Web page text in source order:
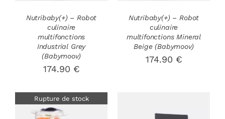
Nutribaby(+) – Robot
culinaire
multifonctions
Industrial Grey
(Babymoov)
174.90 €
Nutribaby(+) – Robot
culinaire
multifonctions Mineral
Beige (Babymoov)
174.90 €
Rupture de stock